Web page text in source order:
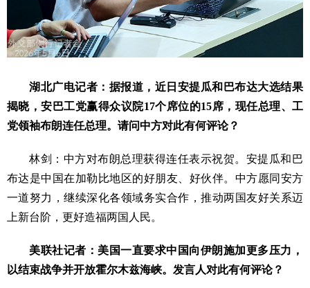
湖北广电记者：据报道，近日安提瓜和巴布达大选结果
揭晓，安巴工党赢得众议院17个席位的15席，现任总理、工
党领袖布朗连任总理。请问中方对此有何评论？
林剑：中方对布朗总理获得连任表示祝贺。安提瓜和巴
布达是中国在加勒比地区的好朋友、好伙伴。中方愿同安方
一道努力，继续深化各领域务实合作，推动两国友好关系迈
上新台阶，更好造福两国人民。
美联社记者：美国一直要求中国向伊朗施加更多压力，
以结束战争并开放霍尔木兹海峡。发言人对此有何评论？